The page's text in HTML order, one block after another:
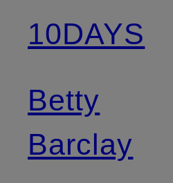
10DAYS
Betty
Barclay